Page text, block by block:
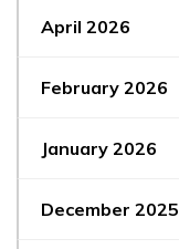
April 2026
February 2026
January 2026
December 2025